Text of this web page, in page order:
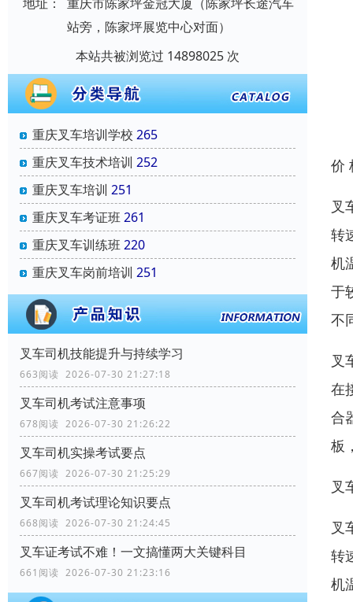
站旁，陈家坪展览中心对面）
本站共被浏览过 14898025 次
重庆叉车培训学校 265
重庆叉车技术培训 252
重庆叉车培训 251
重庆叉车考证班261
重庆叉车训练班220
重庆叉车岗前培训 251
叉车司机技能提升与持续学习
663阅读 2026-07-30 21:27:18
叉车司机考试注意事项
678阅读 2026-07-30 21:26:22
叉车司机实操考试要点
667阅读 2026-07-30 21:25:29
叉车司机考试理论知识要点
668阅读 2026-07-30 21:24:45
叉车证考试不难！一文搞懂两大关键科目
661阅读 2026-07-30 21:23:16
价
叉
转
机
于
不
叉
在
合
板
叉
叉
转
机